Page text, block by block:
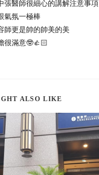
張醫師很細心的講解注意事項
氣氛一極棒
師更是帥的帥美的美
很滿意🤓👍🏻
ALSO LIKE